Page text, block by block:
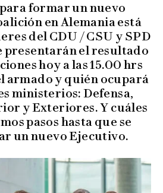
formar un nuevo
en Alemania está
del CDU / CSU y SPD
presentarán el resultado
hoy a las 15.00 hrs
armado y quién ocupará
ministerios: Defensa,
y Exteriores. Y cuáles
pasos hasta que se
un nuevo Ejecutivo.